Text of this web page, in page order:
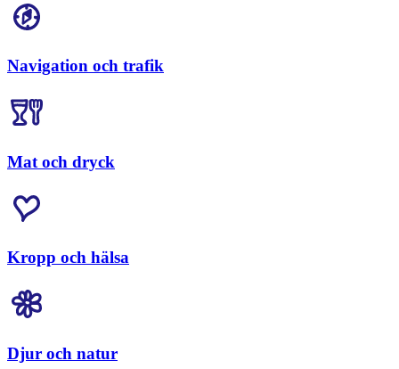
Navigation och trafik
Mat och dryck
Kropp och hälsa
Djur och natur